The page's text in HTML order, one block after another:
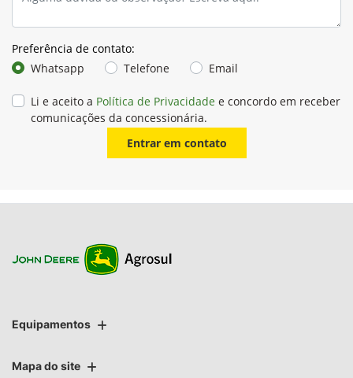
Preferência de contato:
Whatsapp
Telefone Email
Li e aceito a Política de Privacidade e concordo em receber
comunicações da concessionária.
Entrar em contato
Equipamentos
Mapa do site